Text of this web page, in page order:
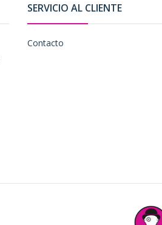
SERVICIO AL CLIENTE
Contacto